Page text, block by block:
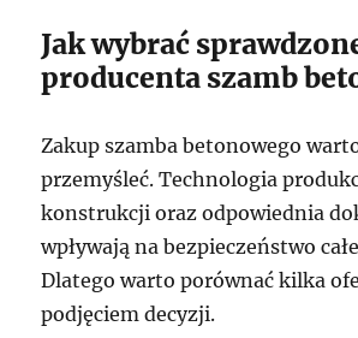
Jak wybrać
producenta szamb
Zakup szamba betonowego
przemyśleć. Technologia
konstrukcji oraz odpowiednia
wpływają na bezpieczeństwo
Dlatego warto porównać kilka
podjęciem decyzji.